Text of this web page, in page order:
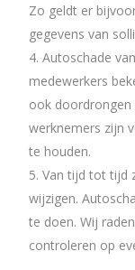
Zo geldt er
gegevens van
Autoschade
medewerkers
ook doordrongen
werknemers zijn
te houden.
Van tijd tot tijd
wijzigen.
te doen. Wij
controleren op